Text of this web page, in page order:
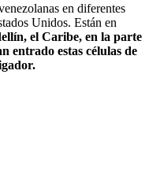
en diferentes
Unidos. Están en
el Caribe, en la parte
entrado estas células de